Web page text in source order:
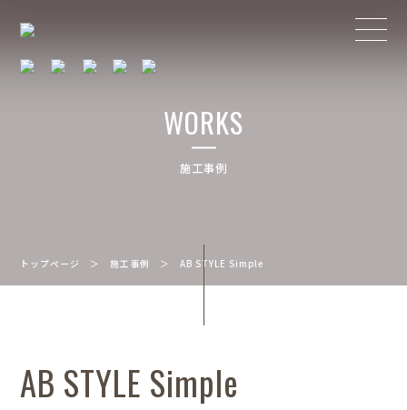
WORKS
施工事例
トップページ ＞施工事例 ＞AB STYLE Simple
AB STYLE Simple